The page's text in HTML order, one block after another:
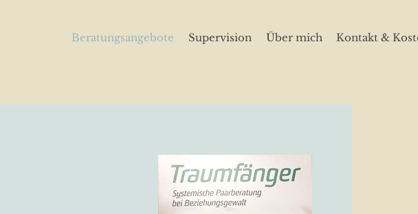
Beratungsangebote Supervision Über mich Kontakt &